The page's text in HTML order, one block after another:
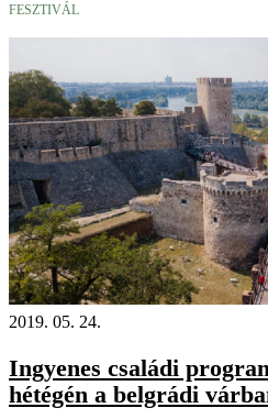
FESZTIVÁL
2019. 05. 24.
Ingyenes családi
hétégén a belgrádi